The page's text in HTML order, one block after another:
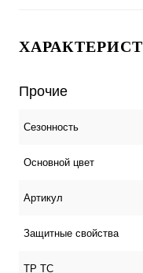
Прочие
Сезонность
Основной цвет
Артикул
Защитные свойства
ТР ТС